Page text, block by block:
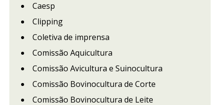
Caesp
Clipping
Coletiva de imprensa
Comissão Aquicultura
Comissão Avicultura e Suinocultura
Comissão Bovinocultura de Corte
Comissão Bovinocultura de Leite